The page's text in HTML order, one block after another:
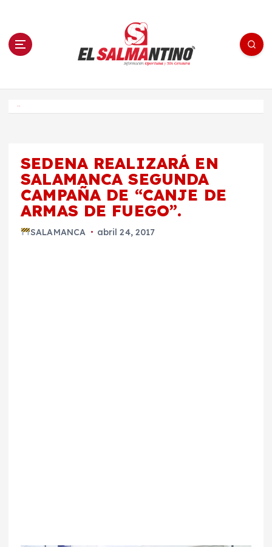
n El Salmantino - medios/noticias/editorial
SEDENA REALIZARÁ EN
SALAMANCA SEGUNDA
CAMPAÑA DE “CANJE DE
ARMAS DE FUEGO”.
SALAMANCA abril 24, 2017